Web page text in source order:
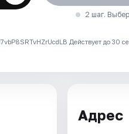
2 шаг.
Действует до 30
Адрес